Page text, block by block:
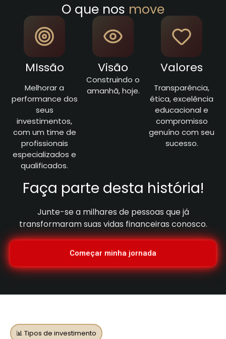
O que nos move
MIssão
Melhorar a
performance dos
seus
investimentos,
com um time de
profissionais
especializados e
qualificados.
Visão
Construindo o
amanhã, hoje.
Valores
Transparência,
ética, excelência
educacional e
compromisso
genuíno com seu
sucesso.
Faça parte desta história!
Junte-se a milhares de pessoas que já
transformaram suas vidas financeiras conosco.
Começar minha jornada
📊 Tipos de investimento